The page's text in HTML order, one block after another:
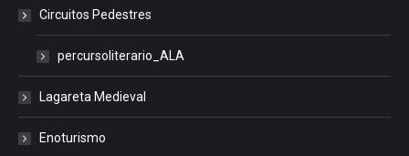
Circuitos Pedestres
percursoliterario_ALA
Lagareta Medieval
Enoturismo